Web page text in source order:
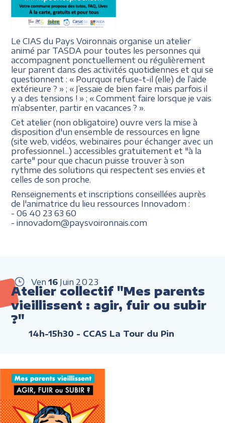
Le CIAS du Pays Voironnais organise un atelier
animé par TASDA pour toutes les personnes qui
accompagnent ponctuellement ou régulièrement
leur parent dans des activités quotidiennes et qui se
questionnent : « Pourquoi refuse-t-il (elle) de l’aide
extérieure ? » ; « J’essaie de bien faire mais parfois il
y a des tensions ! » ; « Comment faire lorsque je vais
m’absenter, partir en vacances ? ».
Cet atelier (non obligatoire) ouvre vers la mise à
disposition d'un ensemble de ressources en ligne
(site web, vidéos, webinaires pour échanger avec un
professionnel...) accessibles gratuitement et "à la
carte" pour que chacun puisse trouver à son
rythme des solutions qui respectent ses envies et
celles de son proche.
Renseignements et inscriptions conseillées auprès
de l'animatrice du lieu ressources Innovadom :
- 06 40 23 63 60
- innovadom@paysvoironnais.com
Ven 16 Juin 2023
Atelier collectif "Mes parents
vieillissent : agir, fuir ou subir
?"
14h-15h30 - CCAS La Tour du Pin